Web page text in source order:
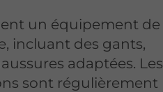
un équipement de
incluant des gants,
adaptées. Les
sont régulièrement